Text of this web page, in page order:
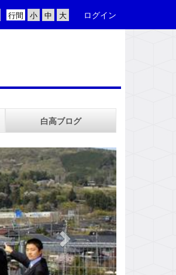
行間 ログイン
白高ブログ
n
e
x
t